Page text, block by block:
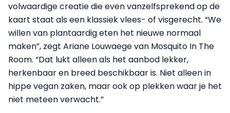
volwaardige creatie die even vanzelfsprekend op de
kaart staat als een klassiek vlees- of visgerecht. “We
willen van plantaardig eten het nieuwe normaal
maken”, zegt Ariane Louwaege van Mosquito In The
Room. “Dat lukt alleen als het aanbod lekker,
herkenbaar en breed beschikbaar is. Niet alleen in
hippe vegan zaken, maar ook op plekken waar je het
niet meteen verwacht.”